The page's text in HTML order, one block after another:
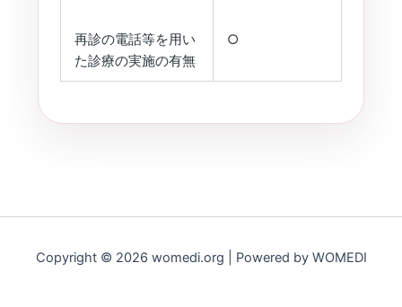
再診の電話等を用い
た診療の実施の有無
○
Copyright © 2026 womedi.org | Powered by WOMEDI